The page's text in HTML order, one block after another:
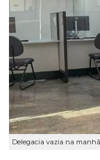
Delegacia vazia na